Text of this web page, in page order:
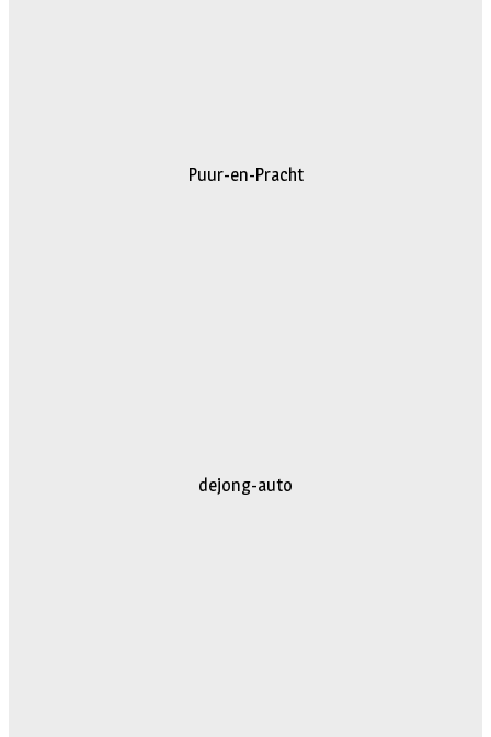
Puur-en-Pracht
dejong-auto